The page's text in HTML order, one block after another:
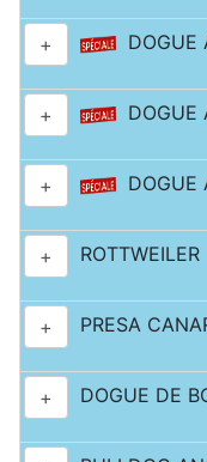
+
+
+
+
+ PRESA
+ DOGUE DE